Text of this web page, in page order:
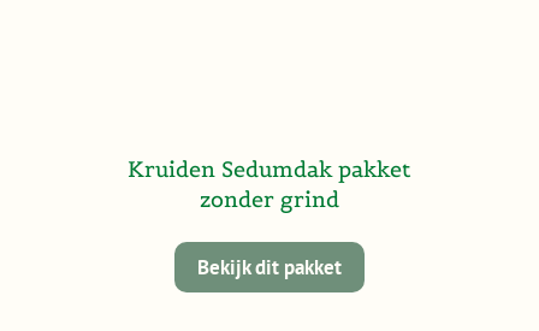
Kruiden Sedumdak pakket
zonder grind
Bekijk dit pakket